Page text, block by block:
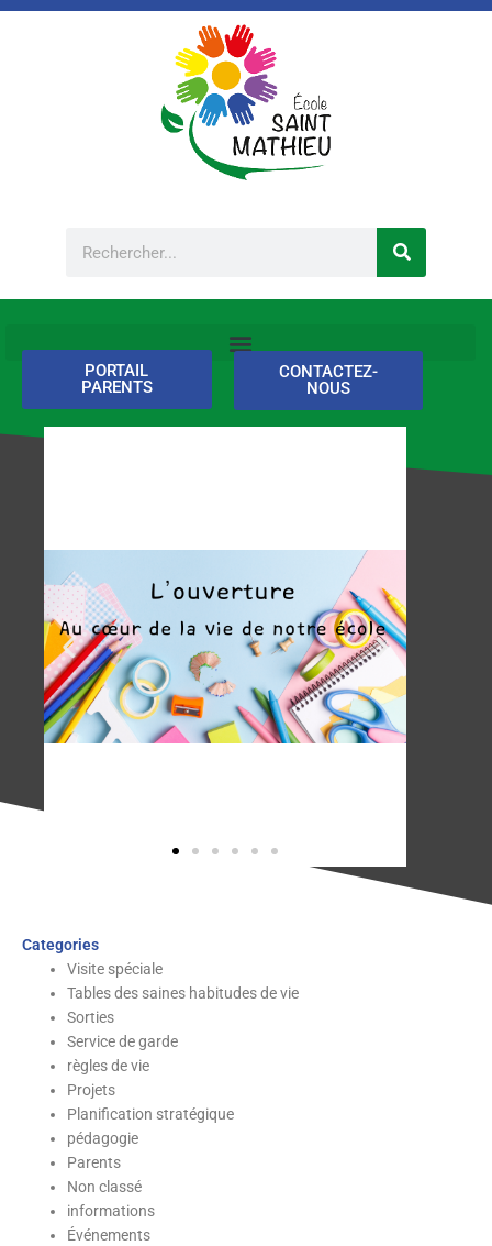
Aller
PORTAIL
PARENTS
CONTACTEZ-
NOUS
Categories
Visite spéciale
Tables des saines habitudes de vie
Sorties
Service de garde
règles de vie
Projets
Planification stratégique
pédagogie
Parents
Non classé
informations
Événements